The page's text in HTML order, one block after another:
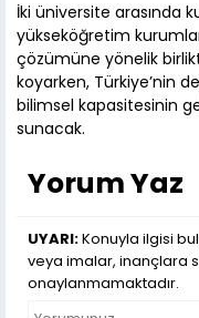
İki üniversite arasında
yükseköğretim
çözümüne yönelik
koyarken, Türkiye’nin
bilimsel kapasitesinin
sunacak.
Yorum Yaz
UYARI:Konuyla ilgisi
veya imalar, inançlara
onaylanmamaktadır.